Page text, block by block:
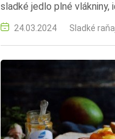
sladké jedlo plné vlákniny,
zdravý dezert.
24.03.2024 Sladké